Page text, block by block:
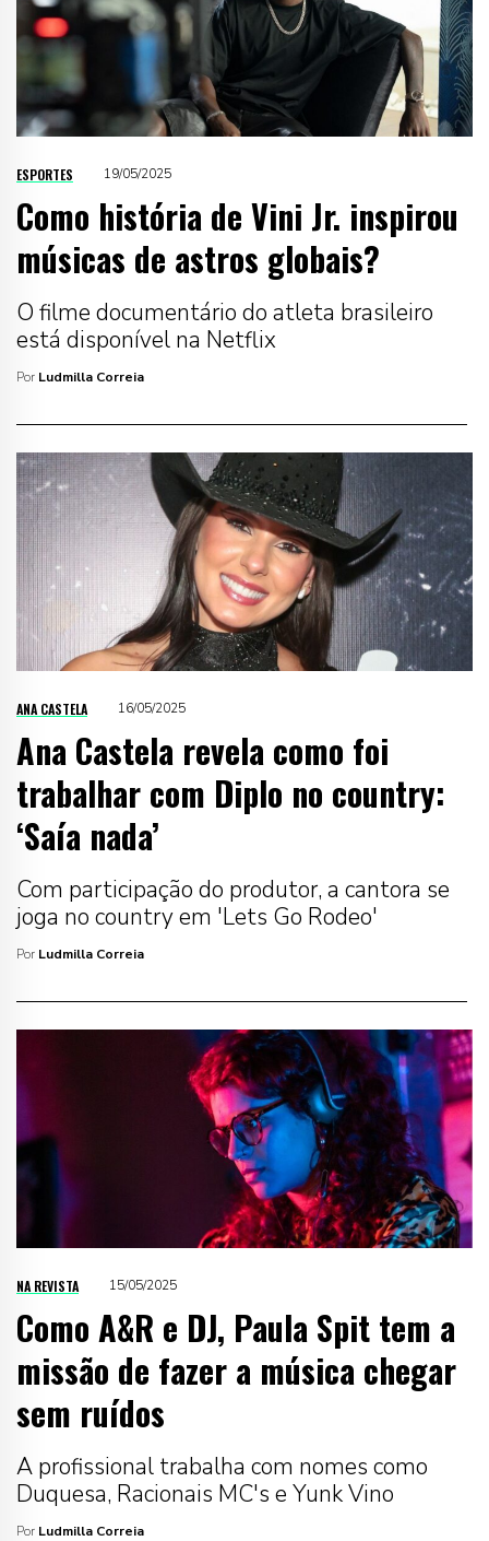
ESPORTES 19/05/2025
Como história de Vini Jr. inspirou
músicas de astros globais?
O filme documentário do atleta brasileiro
está disponível na Netflix
Por Ludmilla Correia
ANA CASTELA 16/05/2025
Ana Castela revela como foi
trabalhar com Diplo no country:
‘Saía nada’
Com participação do produtor, a cantora se
joga no country em 'Lets Go Rodeo'
Por Ludmilla Correia
NA REVISTA 15/05/2025
Como A&R e DJ, Paula Spit tem a
missão de fazer a música chegar
sem ruídos
A profissional trabalha com nomes como
Duquesa, Racionais MC's e Yunk Vino
Por Ludmilla Correia